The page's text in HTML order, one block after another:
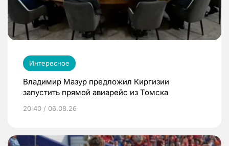
Интересное
Владимир Мазур предложил Киргизии
запустить прямой авиарейс из Томска
20:40 / 06.08.26